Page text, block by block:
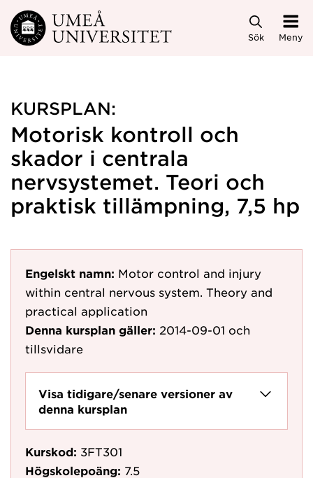
Hoppa direkt till innehållet
Sök Meny
KURSPLAN:
Motorisk kontroll och
skador i centrala
nervsystemet. Teori och
praktisk tillämpning, 7,5 hp
Engelskt namn: Motor control and injury
within central nervous system. Theory and
practical application
Denna kursplan gäller: 2014-09-01 och
tillsvidare
Visa tidigare/senare versioner av
denna kursplan
Kurskod: 3FT301
Högskolepoäng: 7.5